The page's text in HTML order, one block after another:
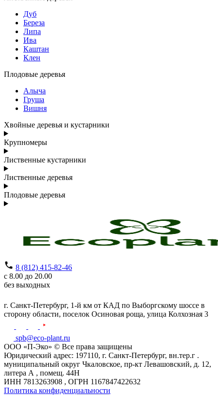
Дуб
Береза
Липа
Ива
Каштан
Клен
Плодовые деревья
Алыча
Груша
Вишня
Хвойные деревья и кустарники
Крупномеры
Лиственные кустарники
Лиственные деревья
Плодовые деревья
8 (812) 415-82-46
с 8.00 до 20.00
без выходных
г. Санкт-Петербург, 1-й км от КАД по Выборгскому шоссе в
сторону области, поселок Осиновая роща, улица Колхозная 3
spb@eco-plant.ru
ООО «П-Эко» © Все права защищены
Юридический адрес: 197110, г. Санкт-Петербург, вн.тер.г .
муниципальный округ Чкаловское, пр-кт Левашовский, д. 12,
литера А , помещ. 44Н
ИНН 7813263908 , ОГРН 1167847422632
Политика конфиденциальности